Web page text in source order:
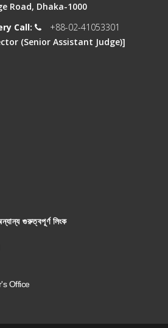
Road, Dhaka-1000
Call:
+88-02-41053301
(Senior Assistant Judge)]
গুরুত্বপূর্ণ লিংক
Office